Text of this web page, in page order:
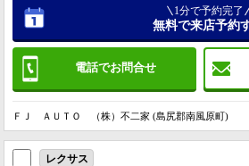
電話でお問合せ
1分で予約完了
無料で来店予約
ＦＪ ＡＵＴＯ （株）不二家 (島尻郡南風原町)
レクサス